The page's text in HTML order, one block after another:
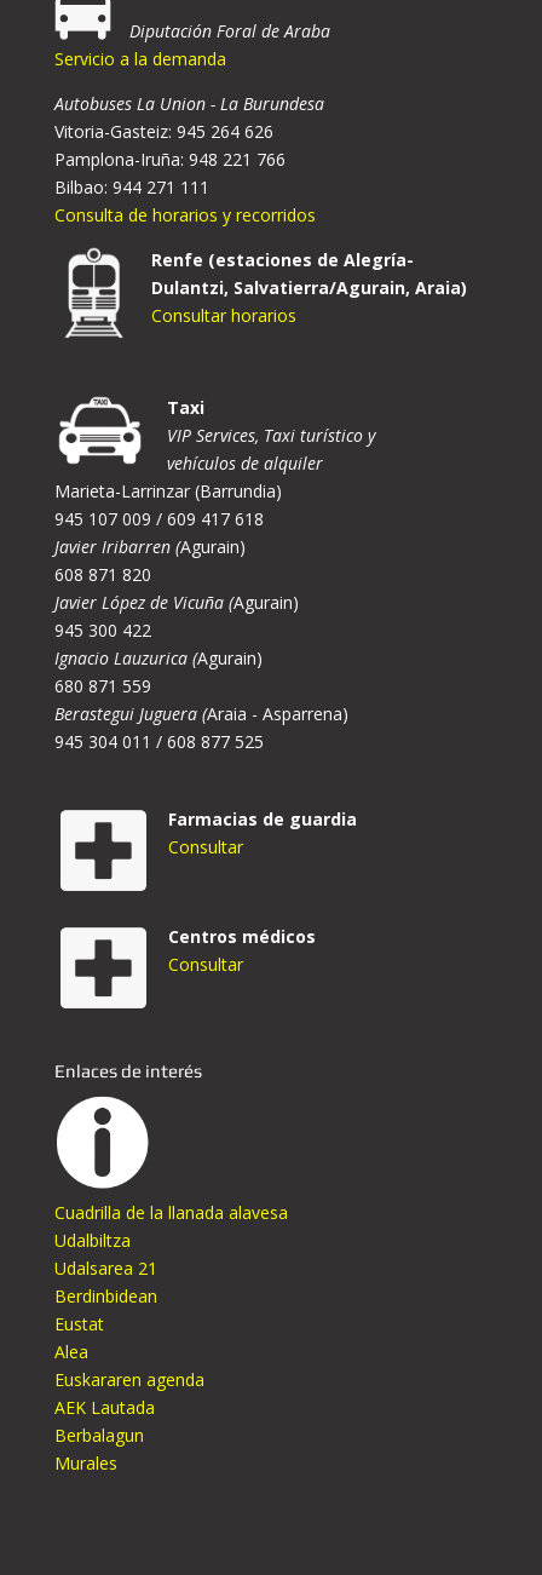
Diputación Foral de Araba
Servicio a la demanda
Autobuses La Union - La Burundesa
Vitoria-Gasteiz: 945 264 626
Pamplona-Iruña: 948 221 766
Bilbao: 944 271 111
Consulta de horarios y recorridos
Renfe (estaciones de Alegría-
Dulantzi, Salvatierra/Agurain, Araia)
Consultar horarios
Taxi
VIP Services, Taxi turístico y
vehículos de alquiler
Marieta-Larrinzar (Barrundia)
945 107 009 / 609 417 618
Javier Iribarren (Agurain)
608 871 820
Javier López de Vicuña (Agurain)
945 300 422
Ignacio Lauzurica (Agurain)
680 871 559
Berastegui Juguera (Araia - Asparrena)
945 304 011 / 608 877 525
Farmacias de guardia
Consultar
Centros médicos
Consultar
Enlaces de interés
Cuadrilla de la llanada alavesa
Udalbiltza
Udalsarea 21
Berdinbidean
Eustat
Alea
Euskararen agenda
AEK Lautada
Berbalagun
Murales